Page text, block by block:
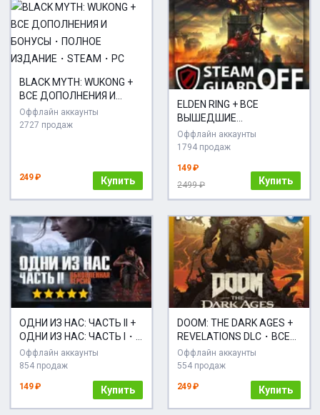
BLACK MYTH: WUKONG +
ВСЕ ДОПОЛНЕНИЯ И
БОНУСЫ・ПОЛНОЕ
ИЗДАНИЕ・STEAM・PC
Оффлайн аккаунты
2727 продаж
249 ₽ Купить
ELDEN RING + ВСЕ
ВЫШЕДШИЕ
ДОПОЛНЕНИЯ・SHADOW
OF THE ERDTREE・DELUXE
Оффлайн аккаунты
1794 продаж
149 ₽
2499 ₽
Купить
ОДНИ ИЗ НАС: ЧАСТЬ II +
ОДНИ ИЗ НАС: ЧАСТЬ I・
ОБНОВЛЕННЫЕ ВЕРСИИ
ПК・ВСЕ ДОПОЛНЕНИЯ・
Оффлайн аккаунты
854 продаж
149 ₽ Купить
DOOM: THE DARK AGES +
REVELATIONS DLC・ВСЕ
ДОПОЛНЕНИЯ И
БОНУСЫ・НА
Оффлайн аккаунты
554 продаж
249 ₽ Купить